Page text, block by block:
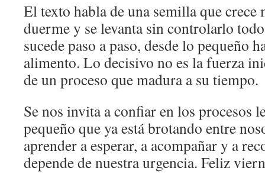
El texto habla de una semilla que crece
duerme y se levanta sin controlarlo
sucede paso a paso, desde lo pequeño
alimento. Lo decisivo no es la fuerza
de un proceso que madura a su tiempo.
Se nos invita a confiar en los procesos
pequeño que ya está brotando entre
aprender a esperar, a acompañar y a
depende de nuestra urgencia. Feliz